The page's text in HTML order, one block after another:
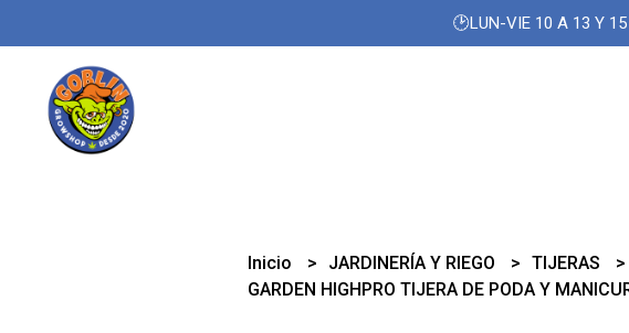
🕑LUN-VIE 10 A 13 Y
Inicio JARDINERÍA Y RIEGO
TIJERAS
GARDEN HIGHPRO TIJERA DE PODA Y